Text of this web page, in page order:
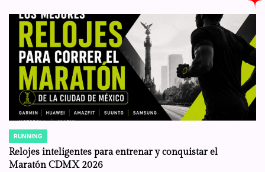
POSTED
IN
RUNNING
Relojes inteligentes para entrenar y conquistar el
Maratón CDMX 2026